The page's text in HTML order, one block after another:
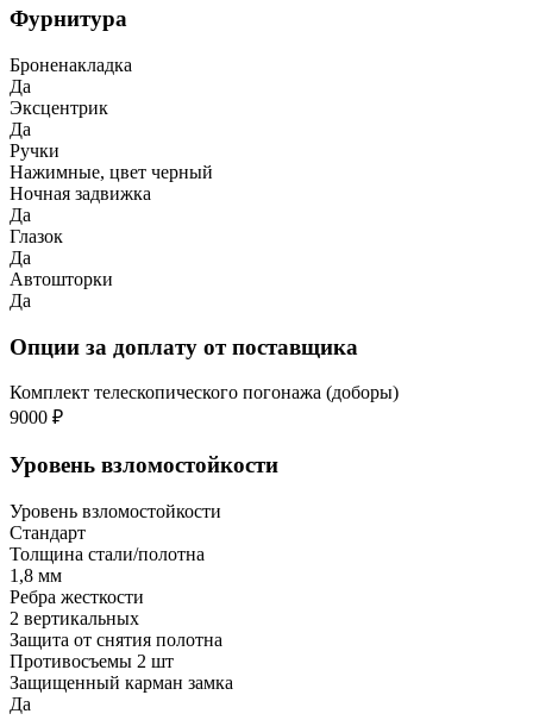
Фурнитура
Броненакладка
Да
Эксцентрик
Да
Ручки
Нажимные, цвет черный
Ночная задвижка
Да
Глазок
Да
Автошторки
Да
Опции за доплату от поставщика
Комплект телескопического погонажа (доборы)
9000 ₽
Уровень взломостойкости
Уровень взломостойкости
Стандарт
Толщина стали/полотна
1,8 мм
Ребра жесткости
2 вертикальных
Защита от снятия полотна
Противосъемы 2 шт
Защищенный карман замка
Да